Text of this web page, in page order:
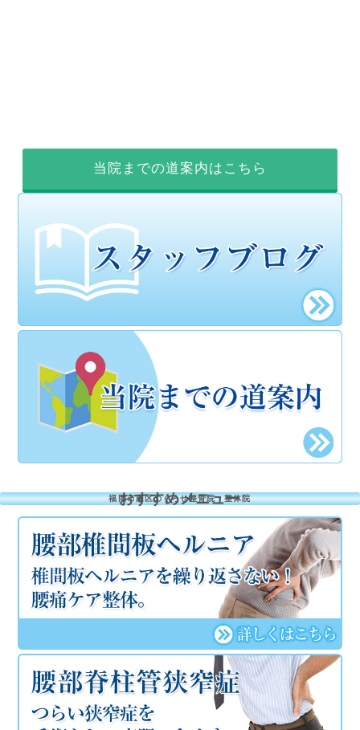
当院までの道案内はこちら
福岡市南区のくろせ整骨院・整体院
おすすめメニュー